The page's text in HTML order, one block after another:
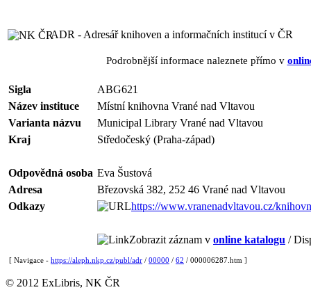
ADR - Adresář knihoven a informačních institucí v ČR
Podrobnější informace naleznete přímo v
Sigla
ABG621
Název instituce
Místní knihovna Vrané nad Vltavou
Varianta názvu
Municipal Library Vrané nad Vltavou
Kraj
Středočeský (Praha-západ)
Odpovědná osoba Eva Šustová
Adresa
Březovská 382, 252 46 Vrané nad Vltavou
Odkazy
https://www.vranenadvltavou.cz/
Zobrazit záznam v online katalogu /
[ Navigace - https://aleph.nkp.cz/publ/adr / 00000 / 62 / 000006287.htm ]
© 2012 ExLibris, NK ČR